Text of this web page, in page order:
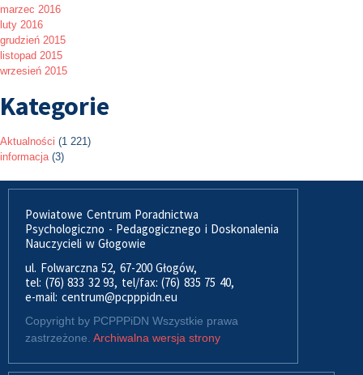
marzec 2016
luty 2016
grudzień 2015
listopad 2015
wrzesień 2015
Kategorie
Aktualności (1 221)
informacja(3)
Powiatowe Centrum Poradnictwa
Psychologiczno - Pedagogicznego i Doskonalenia
Nauczycieli w Głogowie
ul. Folwarczna 52, 67-200 Głogów,
tel: (76) 833 32 93, tel/fax: (76) 835 75 40,
e-mail: centrum@pcpppidn.eu
Copyright by PCPPPiDN Wszystkie prawa
zastrzeżone. Archiwalna wersja strony